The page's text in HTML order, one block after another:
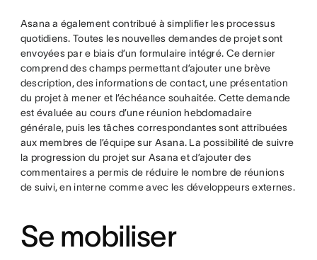
Asana a également contribué à simplifier les processus
quotidiens. Toutes les nouvelles demandes de projet sont
envoyées par e biais d’un formulaire intégré. Ce dernier
comprend des champs permettant d’ajouter une brève
description, des informations de contact, une présentation
du projet à mener et l’échéance souhaitée. Cette demande
est évaluée au cours d’une réunion hebdomadaire
générale, puis les tâches correspondantes sont attribuées
aux membres de l’équipe sur Asana. La possibilité de suivre
la progression du projet sur Asana et d’ajouter des
commentaires a permis de réduire le nombre de réunions
de suivi, en interne comme avec les développeurs externes.
Se mobiliser